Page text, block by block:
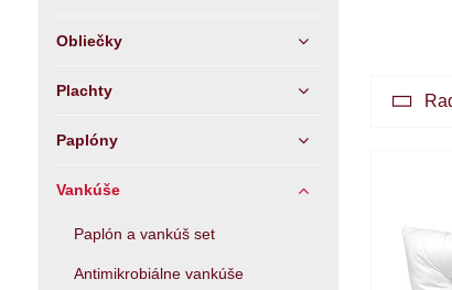
Obliečky
Plachty
Paplóny
Vankúše
Paplón a vankúš set
Antimikrobiálne vankúše